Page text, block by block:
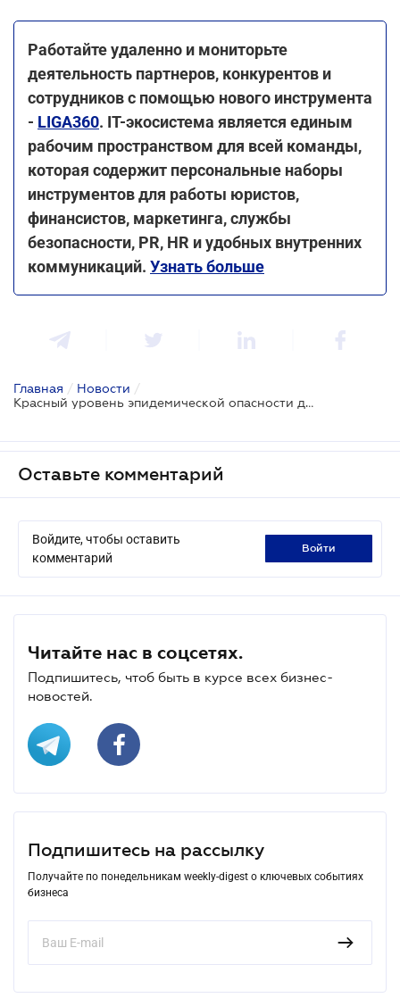
Работайте удаленно и мониторьте
деятельность партнеров, конкурентов и
сотрудников с помощью нового инструмента
- LIGA360. IT-экосистема является единым
рабочим пространством для всей команды,
которая содержит персональные наборы
инструментов для работы юристов,
финансистов, маркетинга, службы
безопасности, PR, HR и удобных внутренних
коммуникаций. Узнать больше
Главная / Новости /
Красный уровень эпидемической опасности действует уже на территории пяти областей
Оставьте комментарий
Войдите, чтобы оставить
комментарий
войти
Читайте нас в соцсетях.
Подпишитесь, чтоб быть в курсе всех бизнес-
новостей.
Подпишитесь на рассылку
Получайте по понедельникам weekly-digest о ключевых событиях
бизнеса